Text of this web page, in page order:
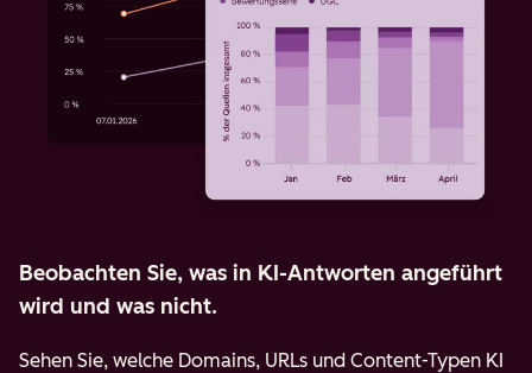
Beobachten Sie, was in KI-Antworten angeführt
wird und was nicht.
Sehen Sie, welche Domains, URLs und Content-Typen KI